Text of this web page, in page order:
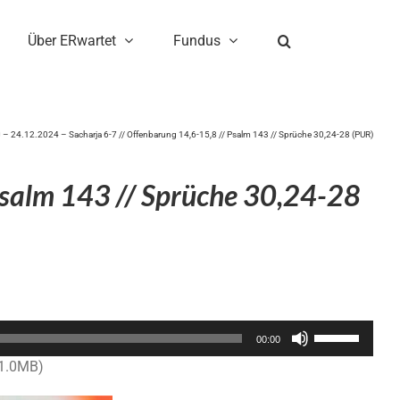
Über ERwartet Fundus
– 24.12.2024 – Sacharja 6-7 // Offenbarung 14,6-15,8 // Psalm 143 // Sprüche 30,24-28 (PUR)
143 // Sprüche 30,24-28
00:00